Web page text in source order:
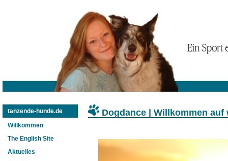
tanzende-hunde.de
Willkommen
The English Site
Aktuelles
Dogdance | Willkommen auf